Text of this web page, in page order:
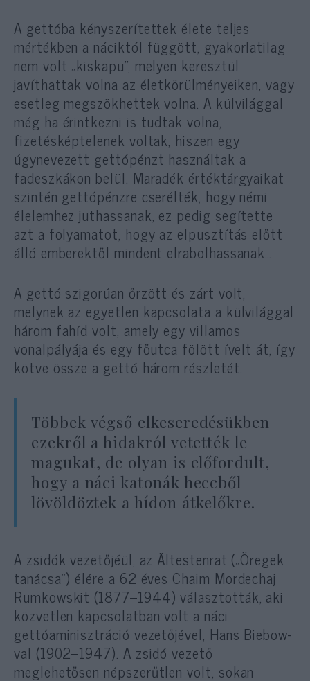
A gettóba kényszerítettek élete teljes
mértékben a náciktól függött, gyakorlatilag
nem volt „kiskapu”, melyen keresztül
javíthattak volna az életkörülményeiken, vagy
esetleg megszökhettek volna. A külvilággal
még ha érintkezni is tudtak volna,
fizetésképtelenek voltak, hiszen egy
úgynevezett gettópénzt használtak a
fadeszkákon belül. Maradék értéktárgyaikat
szintén gettópénzre cserélték, hogy némi
élelemhez juthassanak, ez pedig segítette
azt a folyamatot, hogy az elpusztítás előtt
álló emberektől mindent elrabolhassanak…
A gettó szigorúan őrzött és zárt volt,
melynek az egyetlen kapcsolata a külvilággal
három fahíd volt, amely egy villamos
vonalpályája és egy főutca fölött ívelt át, így
kötve össze a gettó három részletét.
Többek végső elkeseredésükben
ezekről a hidakról vetették le
magukat, de olyan is előfordult,
hogy a náci katonák heccből
lövöldöztek a hídon átkelőkre.
A zsidók vezetőjéül, az Ältestenrat („Öregek
tanácsa”) élére a 62 éves Chaim Mordechaj
Rumkowskit (1877–1944) választották, aki
közvetlen kapcsolatban volt a náci
gettóaminisztráció vezetőjével, Hans Biebow-
val (1902–1947). A zsidó vezető
meglehetősen népszerűtlen volt, sokan